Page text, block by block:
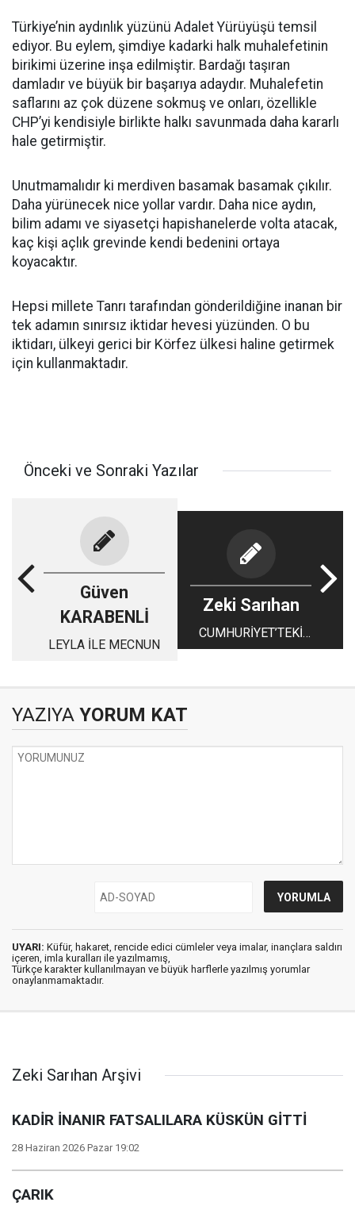
Türkiye’nin aydınlık yüzünü Adalet Yürüyüşü temsil
ediyor. Bu eylem, şimdiye kadarki halk muhalefetinin
birikimi üzerine inşa edilmiştir. Bardağı taşıran
damladır ve büyük bir başarıya adaydır. Muhalefetin
saflarını az çok düzene sokmuş ve onları, özellikle
CHP’yi kendisiyle birlikte halkı savunmada daha kararlı
hale getirmiştir.
Unutmamalıdır ki merdiven basamak basamak çıkılır.
Daha yürünecek nice yollar vardır. Daha nice aydın,
bilim adamı ve siyasetçi hapishanelerde volta atacak,
kaç kişi açlık grevinde kendi bedenini ortaya
koyacaktır.
Hepsi millete Tanrı tarafından gönderildiğine inanan bir
tek adamın sınırsız iktidar hevesi yüzünden. O bu
iktidarı, ülkeyi gerici bir Körfez ülkesi haline getirmek
için kullanmaktadır.
Önceki ve Sonraki Yazılar
Güven
KARABENLİ
LEYLA İLE MECNUN
Zeki Sarıhan
CUMHURİYET’TEKİ
YARILMA
YAZIYA YORUM KAT
UYARI: Küfür, hakaret, rencide edici cümleler veya imalar, inançlara saldırı
içeren, imla kuralları ile yazılmamış,
Türkçe karakter kullanılmayan ve büyük harflerle yazılmış yorumlar
onaylanmamaktadır.
Zeki Sarıhan Arşivi
KADİR İNANIR FATSALILARA KÜSKÜN GİTTİ
28 Haziran 2026 Pazar 19:02
ÇARIK